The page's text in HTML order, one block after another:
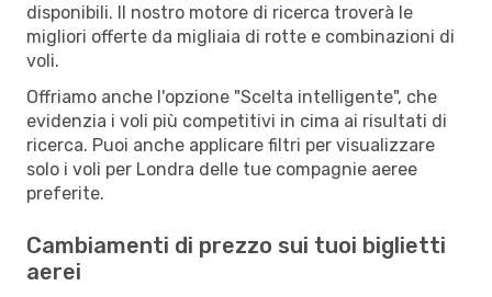
disponibili. Il nostro motore di ricerca troverà le
migliori offerte da migliaia di rotte e combinazioni di
voli.
Offriamo anche l'opzione "Scelta intelligente", che
evidenzia i voli più competitivi in cima ai risultati di
ricerca. Puoi anche applicare filtri per visualizzare
solo i voli per Londra delle tue compagnie aeree
preferite.
Cambiamenti di prezzo sui tuoi biglietti
aerei